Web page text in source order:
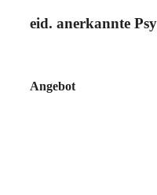
eid. anerkannte
Angebot